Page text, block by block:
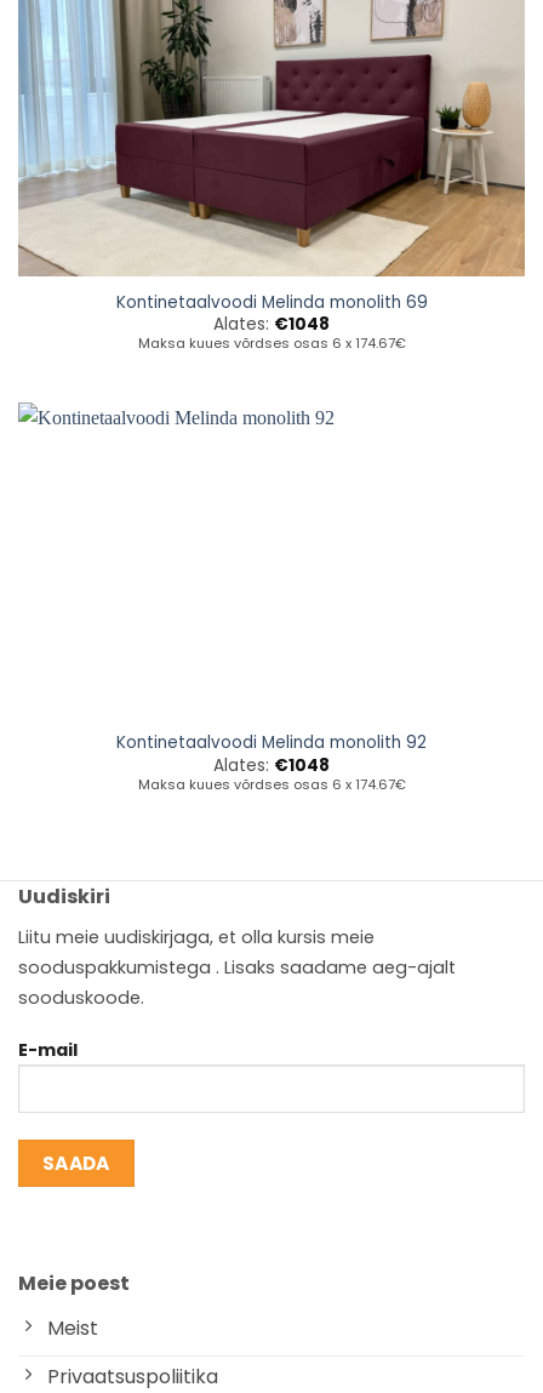
Kontinetaalvoodi Melinda monolith 69
Alates: €1048
Maksa kuues võrdses osas 6 x 174.67€
Kontinetaalvoodi Melinda monolith 92
Alates: €1048
Maksa kuues võrdses osas 6 x 174.67€
Uudiskiri
Liitu meie uudiskirjaga, et olla kursis meie
sooduspakkumistega . Lisaks saadame aeg-ajalt
sooduskoode.
E-mail
Meie poest
Meist
Privaatsuspoliitika